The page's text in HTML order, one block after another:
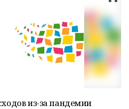
из-за пандемии